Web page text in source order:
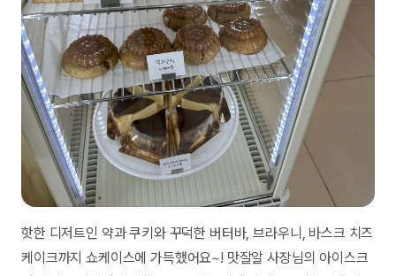
핫한 디저트인 약과 쿠키와 꾸덕한 버터바, 브라우니, 바스크 치즈
케이크까지 쇼케이스에 가득했어요~! 맛잘알 사장님의 아이스크